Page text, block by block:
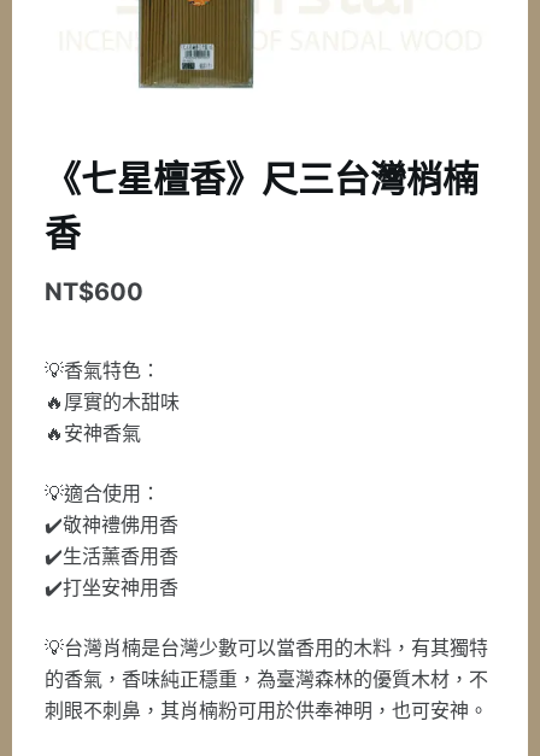
《七星檀香》尺三台灣梢楠
香
NT$600
💡香氣特色：
🔥厚實的木甜味
🔥安神香氣
💡適合使用：
✔️敬神禮佛用香
✔️生活薰香用香
✔️打坐安神用香
💡台灣肖楠是台灣少數可以當香用的木料，有其獨特
的香氣，香味純正穩重，為臺灣森林的優質木材，不
刺眼不刺鼻，其肖楠粉可用於供奉神明，也可安神。